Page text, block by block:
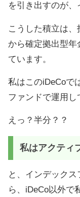
を引き出すのが、
こうした積立は
から確定拠出型年
ています。
私はこのiDeCoで
ファンドで運用し
えっ？半分？？
私はアクティ
と、インデック
ら、iDeCo以外で